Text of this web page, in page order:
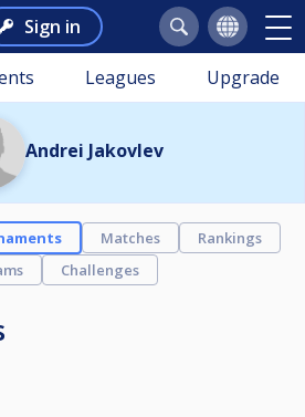
Sign in
Leagues Upgrade
Andrei Jakovlev
Matches
Rankings
Challenges